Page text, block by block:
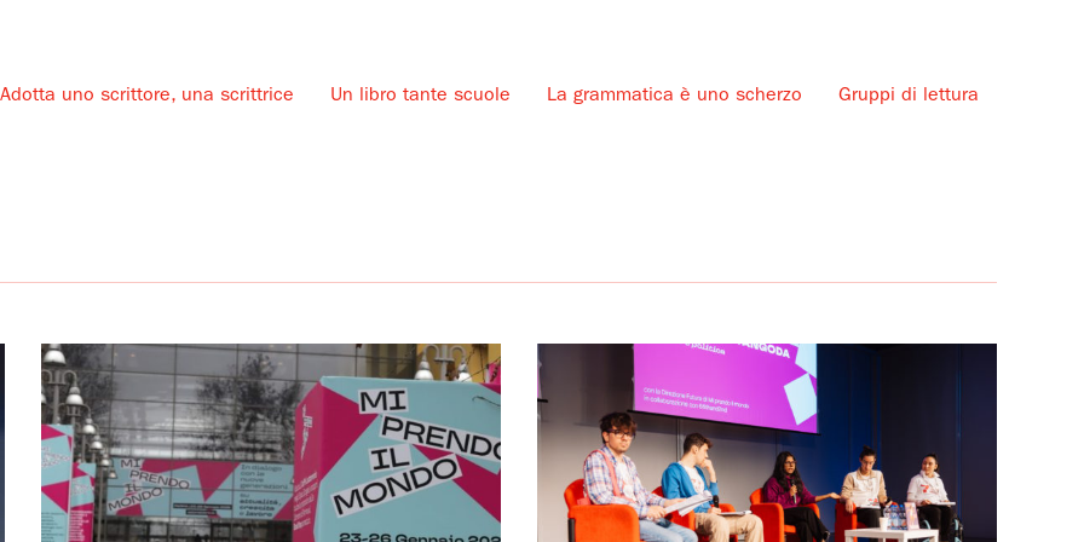
Adotta uno scrittore, una scrittrice Un libro tante scuole La grammatica è uno scherzo Gruppi di lettura